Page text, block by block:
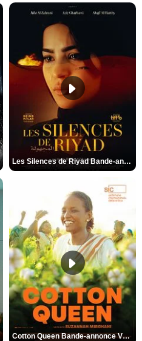
Les Silences de Riyad Bande-annonce VO STFR
Cotton Queen Bande-annonce VO STFR